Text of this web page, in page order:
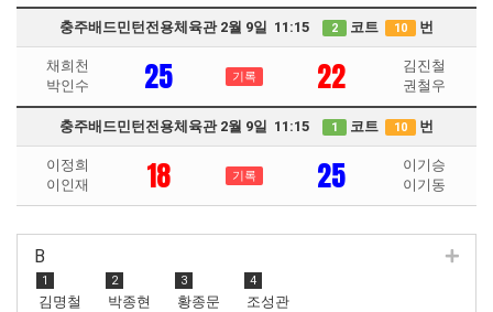
충주배드민턴전용체육관 2월 9일 11:15 2 코트 10 번
채희천
박인수
25 기록 22
김진철
권철우
충주배드민턴전용체육관 2월 9일 11:15 1 코트 10 번
이정희
이인재
18 기록 25
이기승
이기동
B
1
김명철
2
박종현
3
황종문
4
조성관